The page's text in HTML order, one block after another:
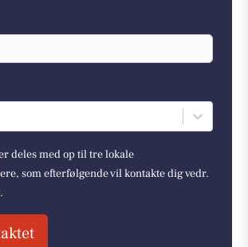
deles med op til tre lokale
som efterfølgende vil kontakte dig vedr.